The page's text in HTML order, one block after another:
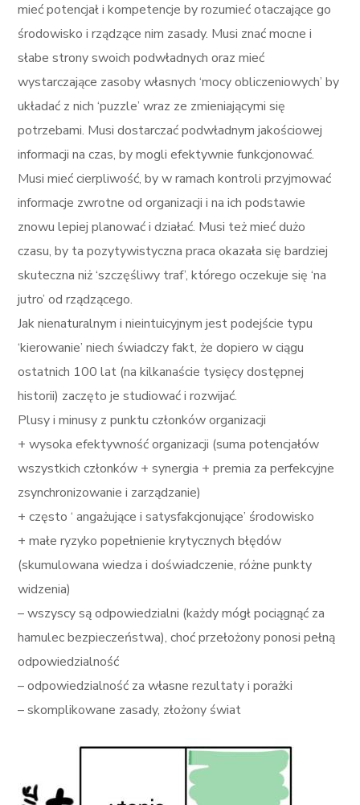
mieć potencjał i kompetencje by rozumieć otaczające go
środowisko i rządzące nim zasady. Musi znać mocne i
słabe strony swoich podwładnych oraz mieć
wystarczające zasoby własnych ‘mocy obliczeniowych’ by
układać z nich ‘puzzle’ wraz ze zmieniającymi się
potrzebami. Musi dostarczać podwładnym jakościowej
informacji na czas, by mogli efektywnie funkcjonować.
Musi mieć cierpliwość, by w ramach kontroli przyjmować
informacje zwrotne od organizacji i na ich podstawie
znowu lepiej planować i działać. Musi też mieć dużo
czasu, by ta pozytywistyczna praca okazała się bardziej
skuteczna niż ‘szczęśliwy traf’, którego oczekuje się ‘na
jutro’ od rządzącego.
Jak nienaturalnym i nieintuicyjnym jest podejście typu
‘kierowanie’ niech świadczy fakt, że dopiero w ciągu
ostatnich 100 lat (na kilkanaście tysięcy dostępnej
historii) zaczęto je studiować i rozwijać.
Plusy i minusy z punktu członków organizacji
+ wysoka efektywność organizacji (suma potencjałów
wszystkich członków + synergia + premia za perfekcyjne
zsynchronizowanie i zarządzanie)
+ często ‘ angażujące i satysfakcjonujące’ środowisko
+ małe ryzyko popełnienie krytycznych błędów
(skumulowana wiedza i doświadczenie, różne punkty
widzenia)
– wszyscy są odpowiedzialni (każdy mógł pociągnąć za
hamulec bezpieczeństwa), choć przełożony ponosi pełną
odpowiedzialność
– odpowiedzialność za własne rezultaty i porażki
– skomplikowane zasady, złożony świat